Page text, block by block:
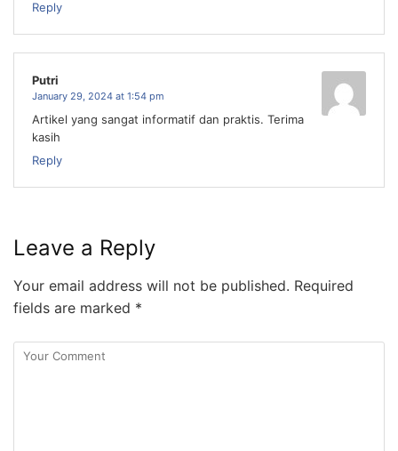
Reply
Putri
January 29, 2024 at 1:54 pm
Artikel yang sangat informatif dan praktis. Terima
kasih
Reply
Leave a Reply
Your email address will not be published. Required
fields are marked *